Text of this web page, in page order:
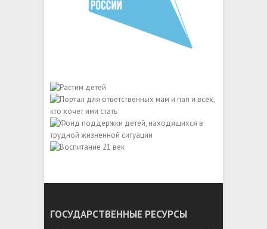
ГОСУДАРСТВЕННЫЕ РЕСУРСЫ